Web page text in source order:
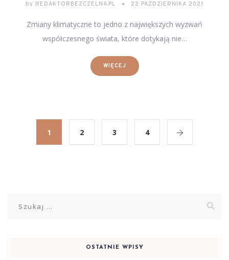
by REDAKTORBEZCZELNA.PL 22 PAŹDZIERNIKA 2021
Zmiany klimatyczne to jedno z największych wyzwań
współczesnego świata, które dotykają nie…
WIĘCEJ
1 2 3 4
OSTATNIE WPISY